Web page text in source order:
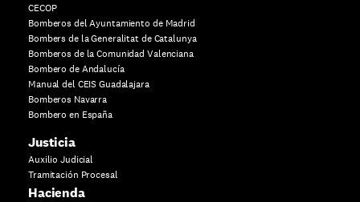
CECOP
Bomberos del Ayuntamiento de Madrid
Bombers de la Generalitat de Catalunya
Bomberos de la Comunidad Valenciana
Bombero de Andalucía
Manual del CEIS Guadalajara
Bomberos Navarra
Bombero en España
Justicia
Auxilio Judicial
Tramitación Procesal
Hacienda